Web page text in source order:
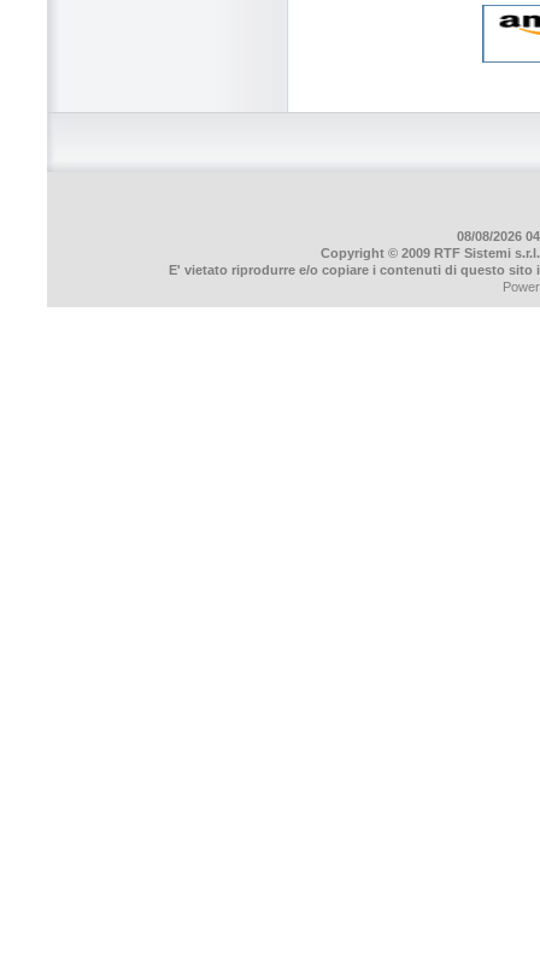
08/08/2026
Copyright © 2009 RTF Sistemi
E' vietato riprodurre e/o copiare i contenuti di questo